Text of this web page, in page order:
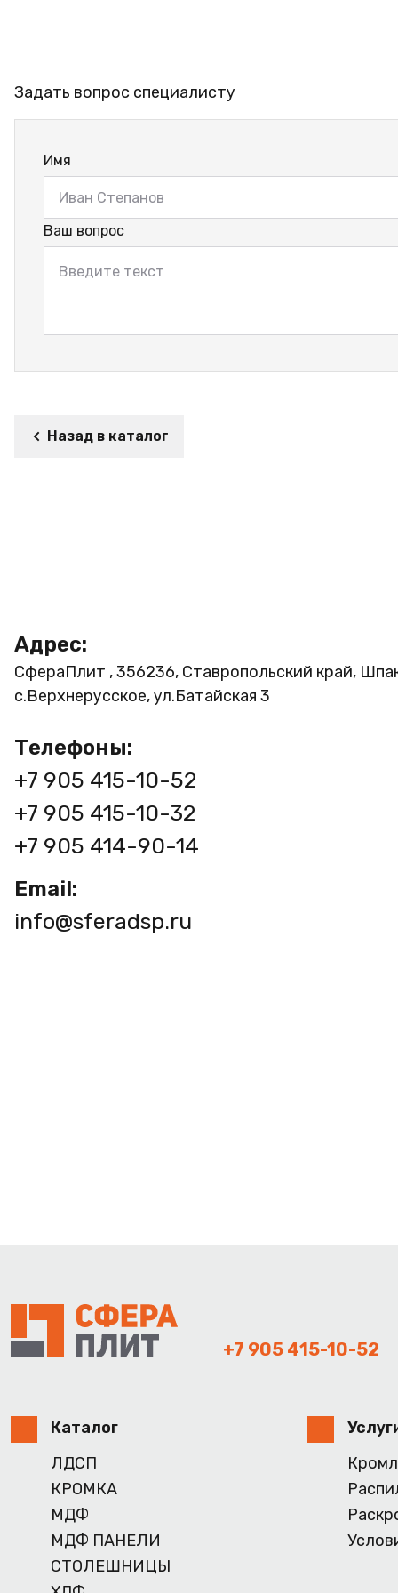
Задать вопрос специалисту
Имя
Ваш вопрос
Назад в каталог
Адрес:
СфераПлит , 356236, Ставропольский край,
с.Верхнерусское, ул.Батайская 3
Телефоны:
+7 905 415-10-52
+7 905 415-10-32
+7 905 414-90-14
Email:
info@sferadsp.ru
+7 905 415-10-52
Каталог
ЛДСП
КРОМКА
МДФ
МДФ ПАНЕЛИ
СТОЛЕШНИЦЫ